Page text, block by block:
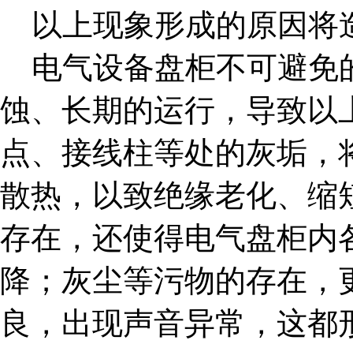
以上现象形成的原因将
电气设备盘柜不可避免
蚀、长期的运行，导致以
点、接线柱等处的灰垢
散热，以致绝缘老化、缩
存在，还使得电气盘柜内
降；灰尘等污物的存在
良，出现声音异常，这